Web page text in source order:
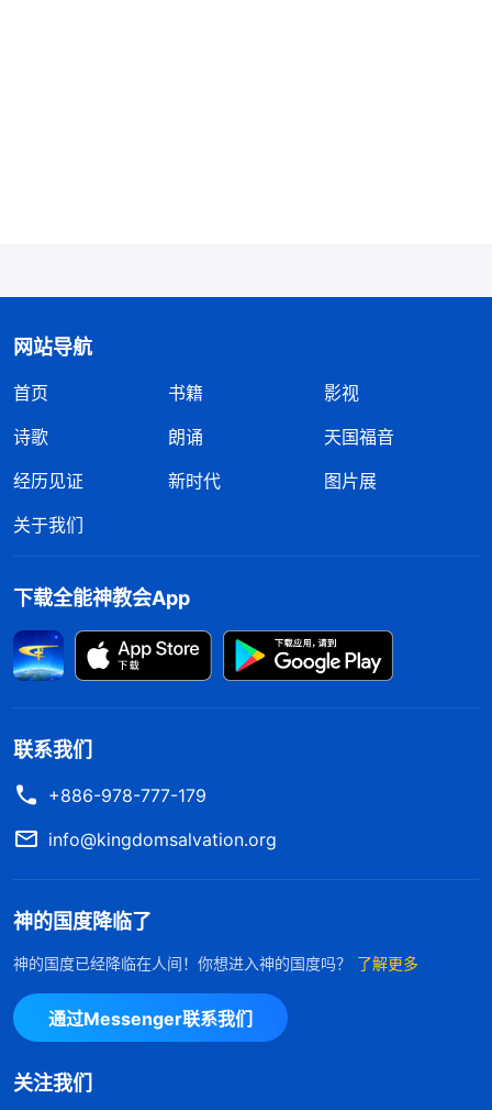
责，也不能跟别人说，还不能跟父母讲道理。这一来
二去地这么一折腾，这事就成你的包袱了。你始终觉
求，没谈恋爱，没走入婚姻，也没为了他们的要求繁
衍后代、传宗接代、延续香火，你心里就会有压力。
除非父母说不干涉这些事，给你自由，让你顺其自
然，你还可以有一点放松。但是，如果你的七大姑八
大姨还有朋友、同学、同事等等的社会舆论都在这方
面谴责你、背后议论你，那对你来说，它也是一个包
袱。你二十五岁的时候没结婚觉得不算什么，到三十
岁的时候你就觉得好像有点不太好，就躲着这些亲
说：‘你咋不结婚呢？你是不是有问题啊？你是不是
有点变态啊？’你结了婚不要孩子，他们也会说：‘你
结了婚咋不要孩子呢？人家结婚都生一个姑娘再生个
儿子，生个儿子再生个姑娘，你怎么就不要呢？你怎
不同环境、不同背景之下形成你的包袱，你自己就觉
三十岁到五十岁之间你没结婚，你就不敢见人了，人
网站导航
首页 书籍
影视
诗歌
朗诵
天国福音
经历见证
新时代
图片展
关于我们
下载全能神教会App
联系我们
+886-978-777-179
info@kingdomsalvation.org
神的国度降临了
神的国度已经降临在人间！你想进入神的国度吗？ 了解更多
通过Messenger联系我们
关注我们